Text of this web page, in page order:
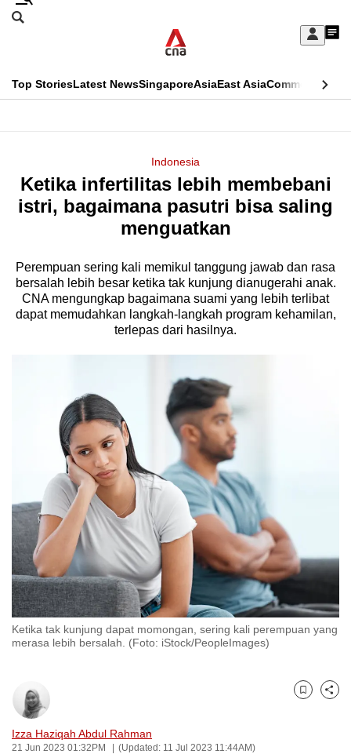
Skip
Sign
My
menu
Search
CNAR
Top StoriesLatest NewsSingaporeAsiaEast AsiaCommentary
Menu
Indonesia
Ketika infertilitas lebih membebani
istri, bagaimana pasutri bisa saling
menguatkan
Perempuan sering kali memikul tanggung jawab dan rasa
bersalah lebih besar ketika tak kunjung dianugerahi anak.
CNA mengungkap bagaimana suami yang lebih terlibat
dapat memudahkan langkah-langkah program kehamilan,
terlepas dari hasilnya.
Ketika tak kunjung dapat momongan, sering kali perempuan yang
merasa lebih bersalah. (Foto: iStock/PeopleImages)
Izza Haziqah Abdul Rahman
21 Jun 2023 01:32PM (Updated: 11 Jul 2023 11:44AM)
Bookmark
Share
This
longer
supported
We
know
it's
browsers
want
your
experience
with
CNA
to
be
fast,
secure
and
it
can
possibly